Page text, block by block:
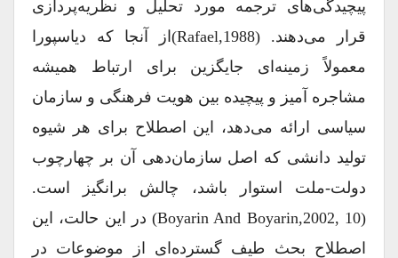
پیچیدگی‌های ترجمه مورد تحلیل و نظریه‌پردازی
قرار می‌دهند. (Rafael,1988)از آنجا که دیاسپورا
معمولاً زمینه‌ای جایگزین برای ارتباط همیشه
مشاجره آمیز و پیچیده بین هویت فرهنگی و سازمان
سیاسی ارائه می‌دهد، این اصطلاح برای هر شیوه
تولید دانشی که اصل سازمان‌دهی آن بر چهارچوب
دولت-ملت استوار باشد، چالش ‌برانگیز است.
(Boyarin And Boyarin,2002, 10) در این حالت، این
اصطلاح بحث طیف گسترده‌ای از موضوعات در